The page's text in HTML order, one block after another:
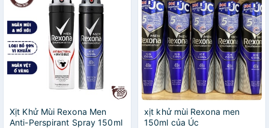
Xịt Khử Mùi Rexona Men
Anti-Perspirant Spray 150ml
xịt khử mùi Rexona men
150ml của Úc